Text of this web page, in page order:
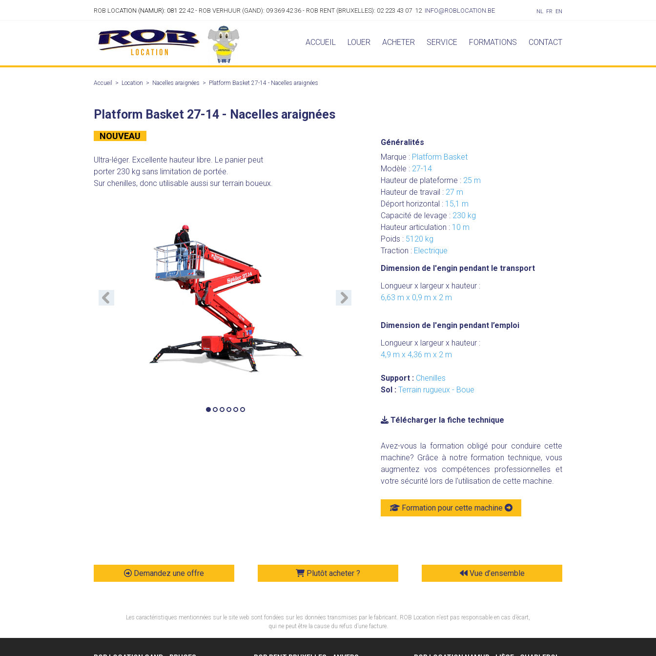
ROB LOCATION (NAMUR): 081 22 42 - ROB VERHUUR (GAND): 09 369 42 36 - ROB RENT (BRUXELLES): 02 223 43 07 12 INFO@ROBLOCATION.BE NL FR EN
ACCUEIL LOUER ACHETER SERVICE FORMATIONS CONTACT
Accueil > Location > Nacelles araignées > Platform Basket 27-14 - Nacelles araignées
Platform Basket 27-14 - Nacelles araignées
NOUVEAU
Ultra-léger. Excellente hauteur libre. Le panier peut
porter 230 kg sans limitation de portée.
Sur chenilles, donc utilisable aussi sur terrain boueux.
Précédent Suivant
Généralités
Marque : Platform Basket
Modèle : 27-14
Hauteur de plateforme : 25 m
Hauteur de travail : 27 m
Déport horizontal : 15,1 m
Capacité de levage : 230 kg
Hauteur articulation : 10 m
Poids : 5120 kg
Traction : Electrique
Dimension de l'engin pendant le transport
Longueur x largeur x hauteur :
6,63 m x 0,9 m x 2 m
Dimension de l'engin pendant l’emploi
Longueur x largeur x hauteur :
4,9 m x 4,36 m x 2 m
Support : Chenilles
Sol : Terrain rugueux - Boue
Télécharger la fiche technique
Avez-vous la formation obligé pour conduire cette
machine? Grâce à notre formation technique, vous
augmentez vos compétences professionnelles et
votre sécurité lors de l'utilisation de cette machine.
Formation pour cette machine
Demandez une offre Plutôt acheter ? Vue d’ensemble
Les caractéristiques mentionnées sur le site web sont fondées sur les données transmises par le fabricant. ROB Location n'est pas responsable en cas d’écart,
qui ne peut être la cause du refus d’une facture.